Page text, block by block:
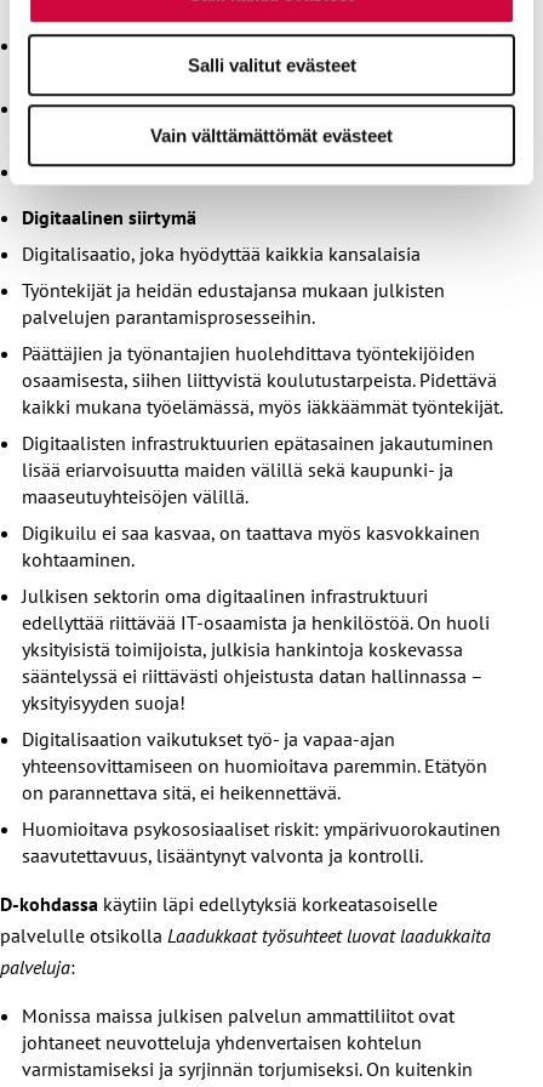
Salli valitut evästeet
Vain välttämättömät evästeet
tietoisuuden lisäämistä.
Arvioidaan vaikutukset eri sektoreille ja sitä, miten
sopeutetaan työelämää ilmastonmuutoksen vaikutuksille.
Huolehditaan, että työntekijät ja heidän edustajansa ovat
mukana muutosprosesseissa.
Varaudutaan ilmastopakolaisiin.
Digitaalinen siirtymä
Digitalisaatio, joka hyödyttää kaikkia kansalaisia
Työntekijät ja heidän edustajansa mukaan julkisten
palvelujen parantamisprosesseihin.
Päättäjien ja työnantajien huolehdittava työntekijöiden
osaamisesta, siihen liittyvistä koulutustarpeista. Pidettävä
kaikki mukana työelämässä, myös iäkkäämmät työntekijät.
Digitaalisten infrastruktuurien epätasainen jakautuminen
lisää eriarvoisuutta maiden välillä sekä kaupunki- ja
maaseutuyhteisöjen välillä.
Digikuilu ei saa kasvaa, on taattava myös kasvokkainen
kohtaaminen.
Julkisen sektorin oma digitaalinen infrastruktuuri
edellyttää riittävää IT-osaamista ja henkilöstöä. On huoli
yksityisistä toimijoista, julkisia hankintoja koskevassa
sääntelyssä ei riittävästi ohjeistusta datan hallinnassa –
yksityisyyden suoja!
Digitalisaation vaikutukset työ- ja vapaa-ajan
yhteensovittamiseen on huomioitava paremmin. Etätyön
on parannettava sitä, ei heikennettävä.
Huomioitava psykososiaaliset riskit: ympärivuorokautinen
saavutettavuus, lisääntynyt valvonta ja kontrolli.
D-kohdassa käytiin läpi edellytyksiä korkeatasoiselle
palvelulle otsikolla Laadukkaat työsuhteet luovat laadukkaita
palveluja:
Monissa maissa julkisen palvelun ammattiliitot ovat
johtaneet neuvotteluja yhdenvertaisen kohtelun
varmistamiseksi ja syrjinnän torjumiseksi. On kuitenkin